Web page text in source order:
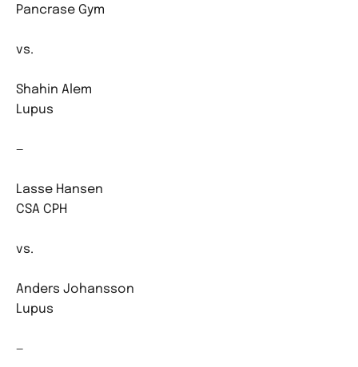
Pancrase Gym
vs.
Shahin Alem
Lupus
—
Lasse Hansen
CSA CPH
vs.
Anders Johansson
Lupus
—